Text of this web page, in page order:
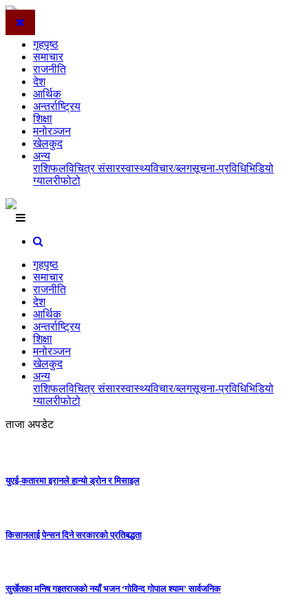
गृहपृष्ठ
समाचार
राजनीति
देश
आर्थिक
अन्तर्राष्ट्रिय
शिक्षा
मनोरञ्जन
खेलकुद
अन्य
राशिफलविचित्र संसारस्वास्थ्यविचार/ब्लगसूचना-प्रविधिभिडियो
ग्यालरीफोटो
गृहपृष्ठ
समाचार
राजनीति
देश
आर्थिक
अन्तर्राष्ट्रिय
शिक्षा
मनोरञ्जन
खेलकुद
अन्य
राशिफलविचित्र संसारस्वास्थ्यविचार/ब्लगसूचना-प्रविधिभिडियो
ग्यालरीफोटो
ताजा अपडेट
युएई-कतारमा इरानले हान्यो ड्रोन र मिसाइल
किसानलाई पेन्सन दिने सरकारको प्रतिबद्धता
सुर्खेतका मनिष गहतराजको नयाँ भजन ‘गोविन्द गोपाल श्याम’ सार्वजनिक